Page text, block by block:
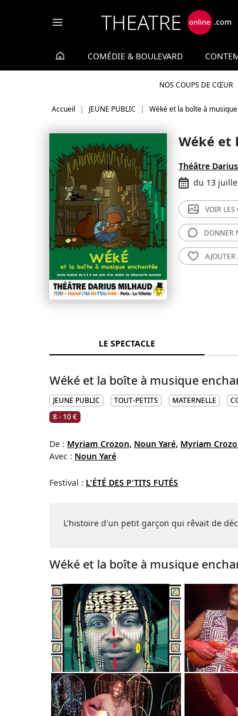
COMÉDIE & BOULEVARD
NOS COUPS DE CŒUR
Accueil JEUNE PUBLIC Wéké et la boîte à
Wéké et
Théâtre
du 13
VOIR LES
DONNER
AJOUTER
LE SPECTACLE
Wéké et la boîte à musique
JEUNE PUBLIC TOUT-PETITS MATERNELLE
8 - 10 €
De : Myriam Crozon, Noun Yaré, Myriam
Avec : Noun Yaré
Festival : L'ÉTÉ DES P'TITS FUTÉS
L'histoire d'un petit garçon qui rêvait de
Wéké et la boîte à musique